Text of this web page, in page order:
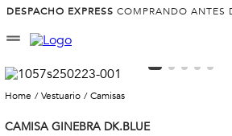
DESPACHO EXPRESS COMPRANDO ANTES
vestuario camisas
CAMISA GINEBRA DK.BLUE